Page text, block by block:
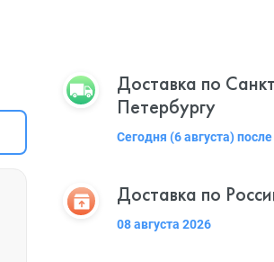
Доставка по
Петербургу
Сегодня (6 августа)
Доставка по
08 августа 2026